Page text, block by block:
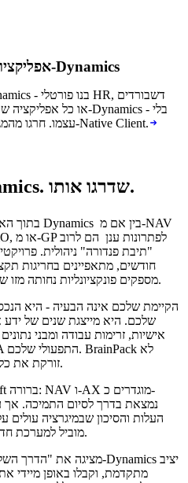
אפליקציות מודרניות על בסיס נתוני ה-Dynamics
לשנות את Dynamics עצמו. חרגו מהמגבלות של ה-Native Client.
אל תעזבו את ה-Dynamics. שדרגו אותו.
חודשים, מתאפיינים בחריגות
מספקים פונקציונליות נחותה מזו של מערכת המקור היציבה שהחליפו.
שלכם. היא מייצגת שנים של ידע
אישיות, זרימות עבודה ומבני
זורקת את כל זה - היא בונה שכבה חכמה מעליו.
העלות והסיכון שבמיגרציה
מוביל למערכת חדשה שצריך להתאים אישית מאפס.